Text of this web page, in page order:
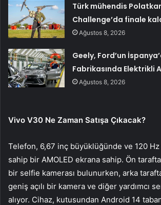
Türk mühendis
Challenge’da finale
Ağustos 8, 2026
Geely, Ford’un
Fabrikasında Elektrikli
Ağustos 8, 2026
Vivo V30 Ne Zaman Satışa Çıkacak?
Telefon, 6,67 inç büyüklüğünde ve 120 Hz
sahip bir AMOLED ekrana sahip. Ön
bir selfie kamerası bulunurken, arka
geniş açılı bir kamera ve diğer yardımcı
alıyor. Cihaz, kutusundan Android 14